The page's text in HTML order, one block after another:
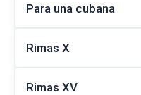
Para una cubana
Rimas X
Rimas XV